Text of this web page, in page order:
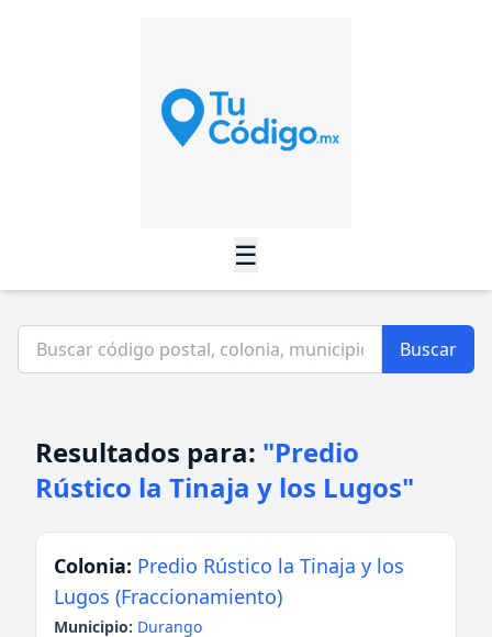
☰
Buscar
Resultados para: "Predio
Rústico la Tinaja y los Lugos"
Colonia: Predio Rústico la Tinaja y los
Lugos (Fraccionamiento)
Municipio: Durango